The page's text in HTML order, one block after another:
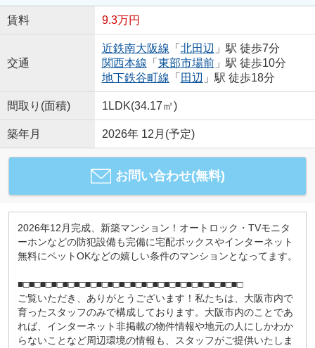
賃料 9.3万円
交通
近鉄南大阪線 「 北田辺 」駅 徒歩7分
関西本線 「 東部市場前」駅 徒歩10分
地下鉄谷町線 「 田辺 」駅 徒歩18分
間取り(面積) 1LDK(34.17㎡)
築年月 2026年 12月(予定)
お問い合わせ(無料)
2026年12月完成、新築マンション！オートロック・TVモニタ
ーホンなどの防犯設備も完備に宅配ボックスやインターネット
無料にペットOKなどの嬉しい条件のマンションとなってます。
■□■□■□■□■□■□■□■□■□■□■□■□■□■□■□■□■□■□■□■□
ご覧いただき、ありがとうございます！私たちは、大阪市内で
育ったスタッフのみで構成しております。大阪市内のことであ
れば、インターネット非掲載の物件情報や地元の人にしかわか
らないことなど周辺環境の情報も、スタッフがご提供いたしま